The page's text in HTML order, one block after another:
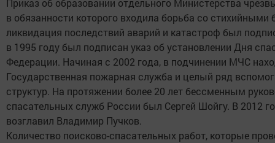
Приказ об образовании отдельного Министерства
в обязанности которого входила борьба со стихийными
ликвидация последствий аварий и катастроф был
в 1995 году был подписан указ об установлении Дня
Федерации. Начиная с 2002 года, в подчинении МЧС
Государственная пожарная служба и целый ряд
структур. На протяжении более 20 лет бессменным
спасательных служб России был Сергей Шойгу. В 2012
возглавил Владимир Пучков.
Количество поисково-спасательных работ, которые